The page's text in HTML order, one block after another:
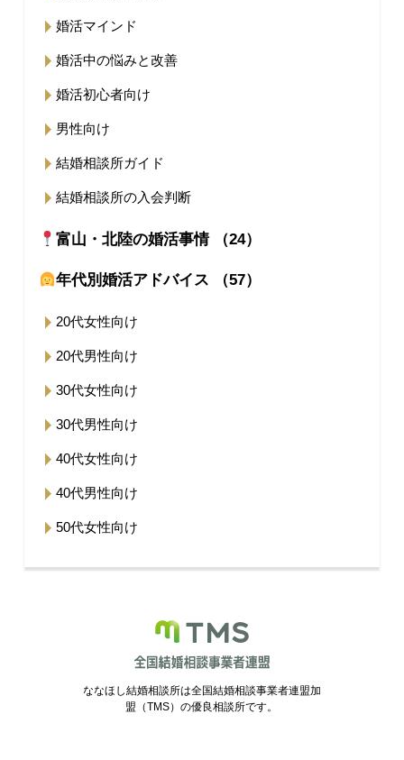
婚活マインド
婚活中の悩みと改善
婚活初心者向け
男性向け
結婚相談所ガイド
結婚相談所の入会判断
富山・北陸の婚活事情 （24）
年代別婚活アドバイス （57）
20代女性向け
20代男性向け
30代女性向け
30代男性向け
40代女性向け
40代男性向け
50代女性向け
ななほし結婚相談所は全国結婚相談事業者連盟加
盟（TMS）の優良相談所です。